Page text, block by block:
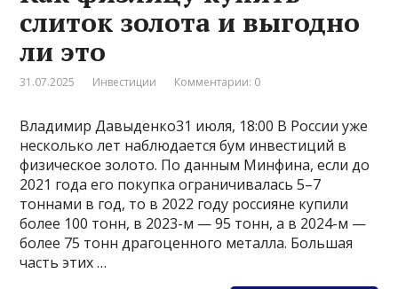
слиток золота и выгодно
ли это
31.07.2025 Инвестиции Комментарии: 0
Владимир Давыденко31 июля, 18:00 В России уже
несколько лет наблюдается бум инвестиций в
физическое золото. По данным Минфина, если до
2021 года его покупка ограничивалась 5–7
тоннами в год, то в 2022 году россияне купили
более 100 тонн, в 2023-м — 95 тонн, а в 2024-м —
более 75 тонн драгоценного металла. Большая
часть этих …